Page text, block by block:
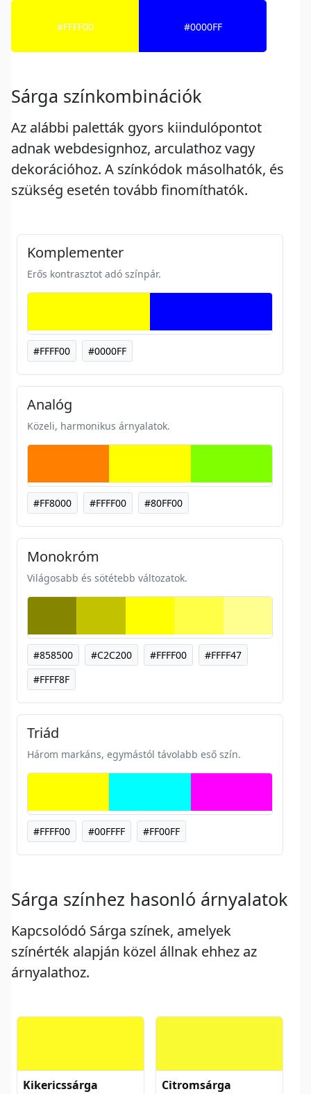
#FFFF00 #0000FF
Sárga színkombinációk
Az alábbi paletták gyors kiindulópontot
adnak webdesignhoz, arculathoz vagy
dekorációhoz. A színkódok másolhatók, és
szükség esetén tovább finomíthatók.
Komplementer
Erős kontrasztot adó színpár.
#FFFF00 #0000FF
Analóg
Közeli, harmonikus árnyalatok.
#FF8000 #FFFF00 #80FF00
Monokróm
Világosabb és sötétebb változatok.
#858500 #C2C200 #FFFF00
#FFFF47
#FFFF8F
Triád
Három markáns, egymástól távolabb eső szín.
#FFFF00 #00FFFF #FF00FF
Sárga színhez hasonló árnyalatok
Kapcsolódó Sárga színek, amelyek
színérték alapján közel állnak ehhez az
árnyalathoz.
Kikericssárga Citromsárga